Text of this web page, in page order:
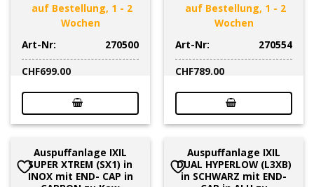
auf Bestellung, 1 - 2
Wochen
Art-Nr:
270500
CHF699.00
auf Bestellung, 1 - 2
Wochen
Art-Nr:
270554
CHF789.00
Auspuffanlage IXIL
SUPER XTREM (SX1) in
INOX mit END- CAP in
Auspuffanlage IXIL
DUAL HYPERLOW (L3XB)
in SCHWARZ mit END-